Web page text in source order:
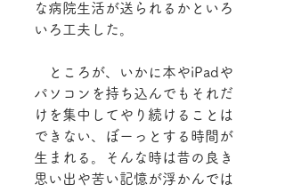
な病院生活が送られるかといろ
いろ工夫した。
ところが、いかに本やiPadや
パソコンを持ち込んでもそれだ
けを集中してやり続けることは
できない、ぼーっとする時間が
生まれる。そんな時は昔の良き
思い出や苦い記憶が浮かんでは